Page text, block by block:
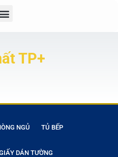
TP+
NGỦ TỦ BẾP
DÁN TƯỜNG